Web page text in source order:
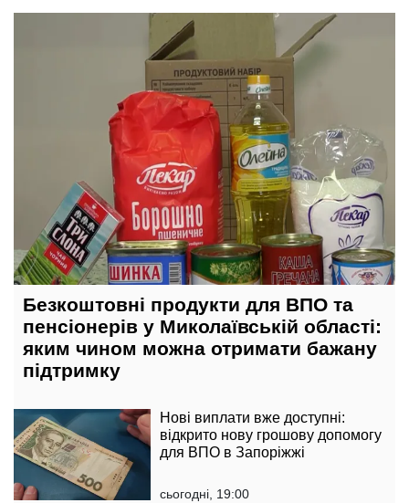
Безкоштовні продукти для ВПО та
пенсіонерів у Миколаївській області:
яким чином можна отримати бажану
підтримку
Нові виплати вже доступні:
відкрито нову грошову допомогу
для ВПО в Запоріжжі
сьогодні, 19:00